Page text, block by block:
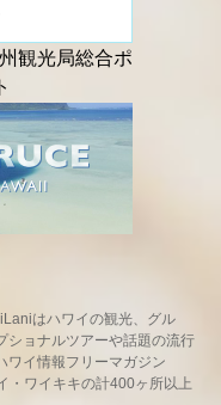
はハワイの観光、グル
ショナルツアーや話題の流行
ワイ情報フリーマガジン
・ワイキキの計400ヶ所以上